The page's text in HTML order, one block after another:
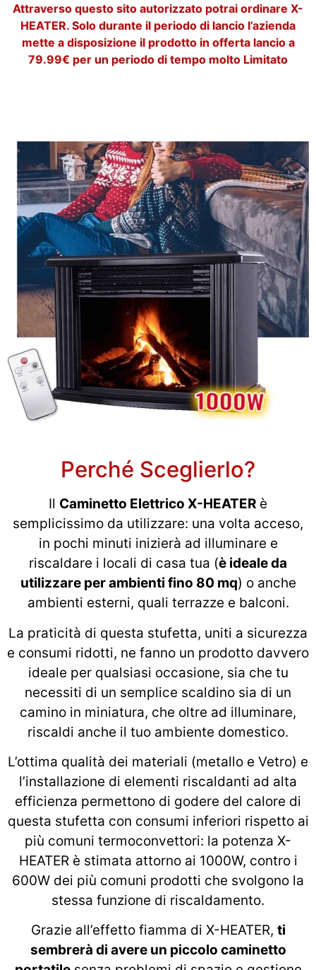
Attraverso questo sito autorizzato potrai ordinare X-
HEATER. Solo durante il periodo di lancio l’azienda
mette a disposizione il prodotto in offerta lancio a
79.99€ per un periodo di tempo molto Limitato
Perché Sceglierlo?
Il Caminetto Elettrico X-HEATER è
semplicissimo da utilizzare: una volta acceso,
in pochi minuti inizierà ad illuminare e
riscaldare i locali di casa tua (è ideale da
utilizzare per ambienti fino 80 mq) o anche
ambienti esterni, quali terrazze e balconi.
La praticità di questa stufetta, uniti a sicurezza
e consumi ridotti, ne fanno un prodotto davvero
ideale per qualsiasi occasione, sia che tu
necessiti di un semplice scaldino sia di un
camino in miniatura, che oltre ad illuminare,
riscaldi anche il tuo ambiente domestico.
L’ottima qualità dei materiali (metallo e Vetro) e
l’installazione di elementi riscaldanti ad alta
efficienza permettono di godere del calore di
questa stufetta con consumi inferiori rispetto ai
più comuni termoconvettori: la potenza X-
HEATER è stimata attorno ai 1000W, contro i
600W dei più comuni prodotti che svolgono la
stessa funzione di riscaldamento.
Grazie all’effetto fiamma di X-HEATER, ti
sembrerà di avere un piccolo caminetto